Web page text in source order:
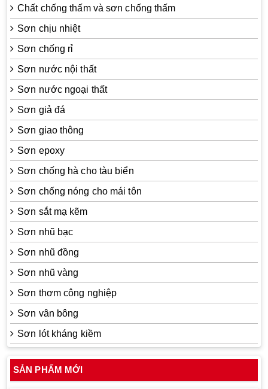
Chất chống thấm và sơn chống thấm
Sơn chịu nhiệt
Sơn chống rỉ
Sơn nước nội thất
Sơn nước ngoại thất
Sơn giả đá
Sơn giao thông
Sơn epoxy
Sơn chống hà cho tàu biển
Sơn chống nóng cho mái tôn
Sơn sắt mạ kẽm
Sơn nhũ bạc
Sơn nhũ đồng
Sơn nhũ vàng
Sơn thơm công nghiệp
Sơn vân bông
Sơn lót kháng kiềm
SẢN PHẨM MỚI